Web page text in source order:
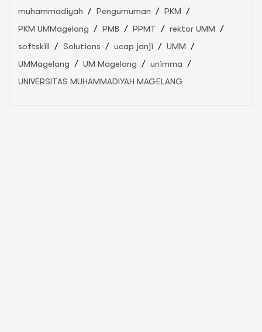
muhammadiyah
Pengumuman
PKM
PKM UMMagelang
PMB PPMT
rektor UMM
softskill
Solutions ucap janji
UMM
UMMagelang
UM Magelang
unimma
UNIVERSITAS MUHAMMADIYAH MAGELANG